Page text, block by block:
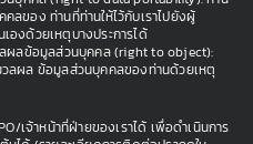
ลของ ท่านที่ท่านให้ไว้กับเราไปยังผู้
องด้วยเหตุบางประการได้
ลผลข้อมูลส่วนบุคคล (right to object):
วลผล ข้อมูลส่วนบุคคลของท่านด้วยเหตุ
เจ้าหน้าที่ฝ่ายของเราได้ เพื่อดำเนินการ